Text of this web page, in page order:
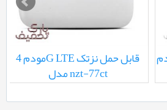
مودم LTE قابل حمل نتربیت مدل
NWR-940X ۴G